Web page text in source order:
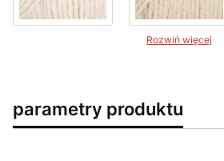
Rozwiń więcej
parametry produktu